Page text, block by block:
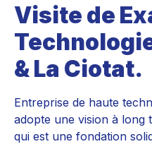
Visite de
& La Ciotat.
Entreprise de haute
adopte une vision à long
qui est une fondation